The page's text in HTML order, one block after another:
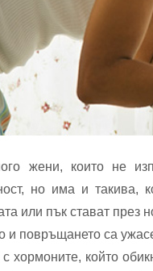
жени, които не
но има и такива,
или пък стават през
и повръщането са
с хормоните, който